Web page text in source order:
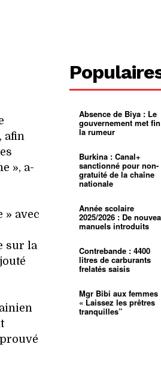
afin
», a-
» avec
sur la
400 000
pasteur
L’État
d’or
Croyance
spirituel
mentale
Pénurie
à
mettra-t-
01:12
Mouelle :
dernier
voyage
Absence de Biya : Le
gouvernement met
la rumeur
Burkina : Canal+
sanctionné pour non-
gratuité de la chaîne
nationale
Année scolaire
2025/2026 : De
manuels introduits
Contrebande : 4400
litres de carburants
frelatés saisis
Mgr Bibi aux femmes
« Laissez les prêtres
tranquilles”